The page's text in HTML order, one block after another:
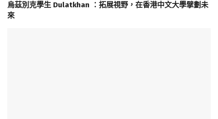
烏茲別克學生 Dulatkhan ：拓展視野，在香港中文大學擘劃未
來